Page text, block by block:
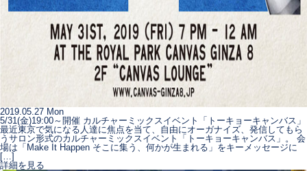
2019.05.27 Mon
5/31(金)19:00～開催 カルチャーミックスイベント「トーキョーキャンバス」
最近東京で気になる人達に焦点を当て、自由にオーガナイズ、発信してもら
うサロン形式のカルチャーミックスイベント「トーキョーキャンバス」。 会
場は「Make It Happen そこに集う、何かが生まれる」をキーメッセージに
[…]
詳細を見る